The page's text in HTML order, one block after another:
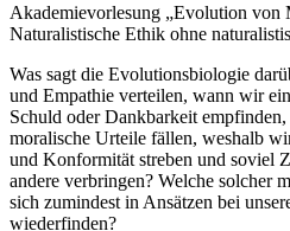
Akademievorlesung „Evolution von
Naturalistische Ethik ohne
Was sagt die Evolutionsbiologie
und Empathie verteilen, wann wir
Schuld oder Dankbarkeit
moralische Urteile fällen, weshalb
und Konformität streben und soviel
andere verbringen? Welche solcher
sich zumindest in Ansätzen bei
wiederfinden?